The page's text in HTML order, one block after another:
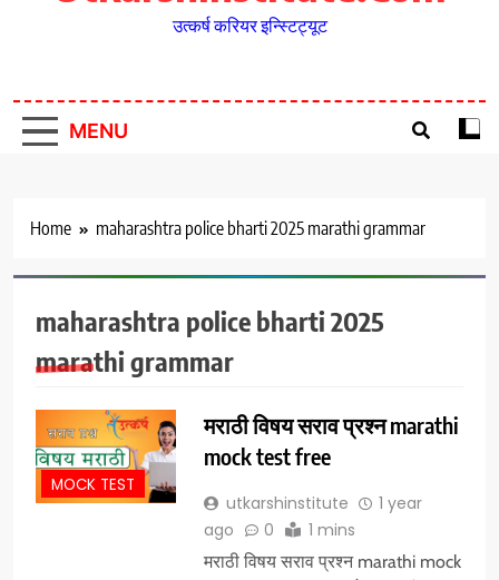
उत्कर्ष करियर इन्स्टिट्यूट
MENU
Home maharashtra police bharti 2025 marathi grammar
maharashtra police bharti 2025
marathi grammar
MOCK TEST
मराठी विषय सराव प्रश्न marathi
mock test free
utkarshinstitute
1 year
ago
0 1 mins
मराठी विषय सराव प्रश्न marathi mock